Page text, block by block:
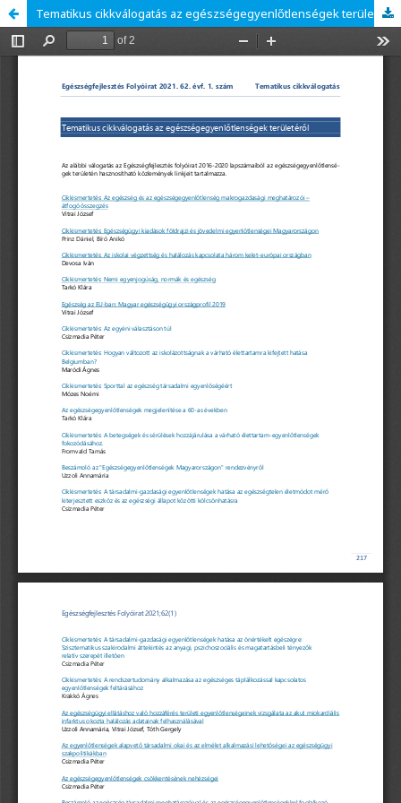
Tematikus cikkválogatás az egészségegyenlőtlenségek területéről